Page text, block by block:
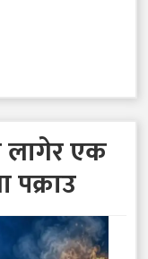
लागेर एक
पक्राउ